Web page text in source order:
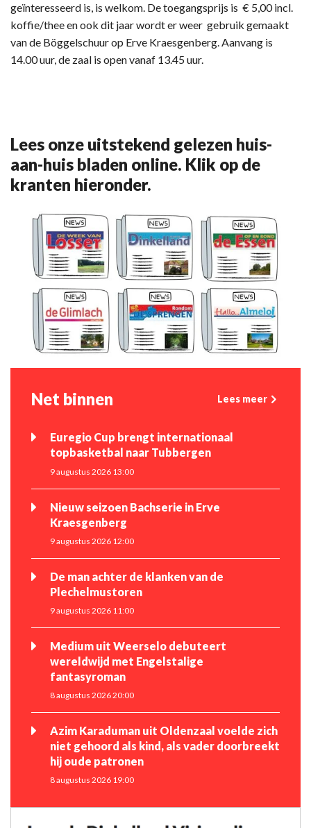
geïnteresseerd is, is welkom. De toegangsprijs is € 5,00 incl.
koffie/thee en ook dit jaar wordt er weer gebruik gemaakt
van de Böggelschuur op Erve Kraesgenberg. Aanvang is
14.00 uur, de zaal is open vanaf 13.45 uur.
Lees onze uitstekend gelezen huis-
aan-huis bladen online. Klik op de
kranten hieronder.
Net binnen Lees meer
Euregio Cup brengt internationaal
topbasketbal naar Tubbergen
9 augustus 2026 13:00
Nieuw seizoen Bachserie in Erve
Kraesgenberg
9 augustus 2026 12:00
De man achter de klanken van de
Plechelmustoren
9 augustus 2026 11:00
Medium uit Weerselo debuteert
wereldwijd met Engelstalige
fantasyroman
8 augustus 2026 20:00
Azim Karaduman uit Oldenzaal voelde zich
niet gehoord als kind, als vader doorbreekt
hij oude patronen
8 augustus 2026 19:00